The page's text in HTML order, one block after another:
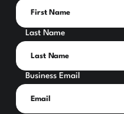
Last Name
Business Email